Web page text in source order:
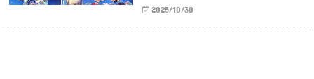
2025/10/30